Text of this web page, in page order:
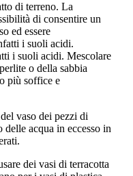
di terreno. La
di consentire un
ed essere
i suoli acidi.
i suoli acidi. Mescolare
o della sabbia
più soffice e
vaso dei pezzi di
acqua in eccesso in
dei vasi di terracotta